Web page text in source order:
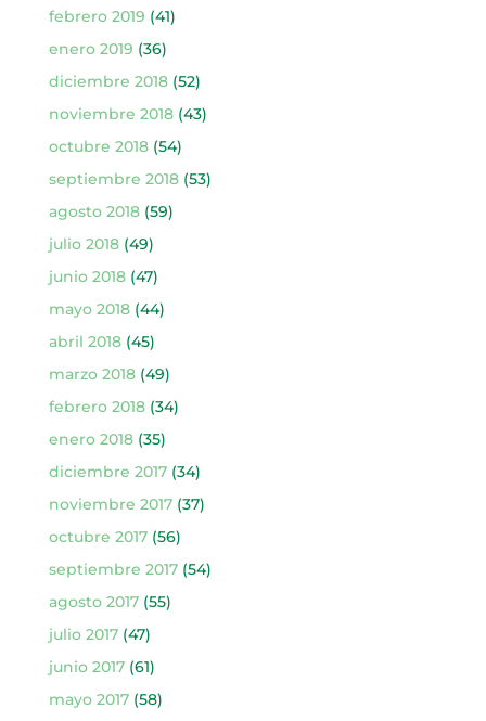
febrero 2019 (41)
enero 2019 (36)
diciembre 2018(52)
noviembre 2018(43)
octubre 2018(54)
septiembre 2018(53)
agosto 2018(59)
julio 2018(49)
junio 2018(47)
mayo 2018(44)
abril 2018(45)
marzo 2018(49)
febrero 2018(34)
enero 2018(35)
diciembre 2017(34)
noviembre 2017(37)
octubre 2017(56)
septiembre 2017(54)
agosto 2017(55)
julio 2017(47)
junio 2017(61)
mayo 2017(58)